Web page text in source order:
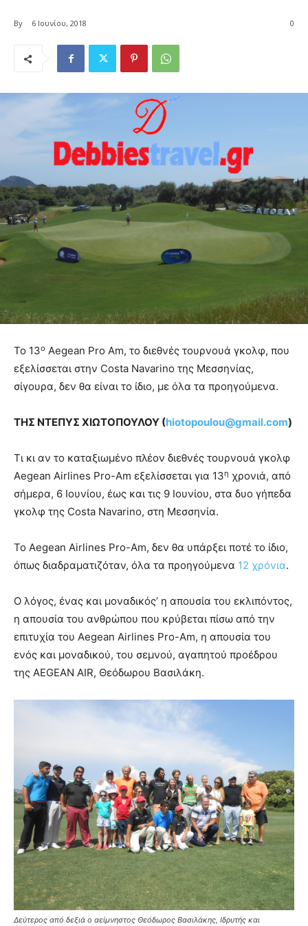
By 6 Ιουνίου, 2018 0
Το 13ο Aegean Pro Am, το διεθνές τουρνουά γκολφ, που
εξελίσσεται στην Costa Navarino της Μεσσηνίας,
σίγουρα, δεν θα είναι το ίδιο, με όλα τα προηγούμενα.
ΤΗΣ ΝΤΕΠΥΣ ΧΙΩΤΟΠΟΥΛΟΥ (hiotopoulou@gmail.com)
Τι κι αν το καταξιωμένο πλέον διεθνές τουρνουά γκολφ
Aegean Airlines Pro-Am εξελίσσεται για 13η χρονιά, από
σήμερα, 6 Ιουνίου, έως και τις 9 Ιουνίου, στα δυο γήπεδα
γκολφ της Costa Navarino, στη Μεσσηνία.
Το Aegean Airlines Pro-Am, δεν θα υπάρξει ποτέ το ίδιο,
όπως διαδραματιζόταν, όλα τα προηγούμενα 12 χρόνια.
Ο λόγος, ένας και μοναδικός’ η απουσία του εκλιπόντος,
η απουσία του ανθρώπου που κρύβεται πίσω από την
επιτυχία του Aegean Airlines Pro-Am, η απουσία του
ενός και μοναδικού, του σεμνού, αγαπητού προέδρου
της AEGEAN AIR, Θεόδωρου Βασιλάκη.
Δεύτερος από δεξιά ο αείμνηστος Θεόδωρος Βασιλάκης, Ιδρυτής και